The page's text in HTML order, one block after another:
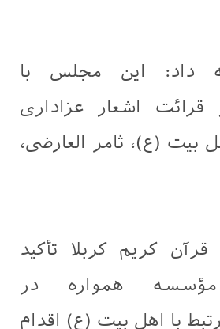
داد: این مجلس با
قرائت اشعار عزاداری
بیت (ع)، ثامر العارضی،
کریم کربلا تأکید
همواره در
با اهل ‌بیت (ع) اقدام